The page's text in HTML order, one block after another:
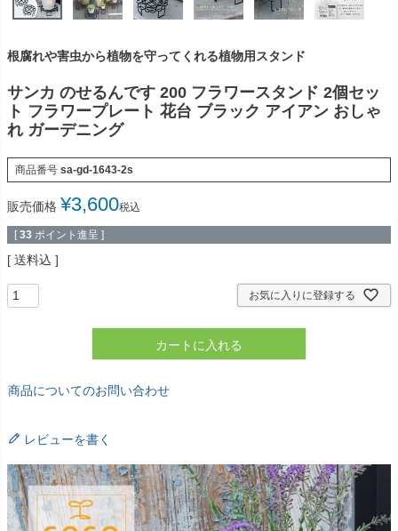
根腐れや害虫から植物を守ってくれる植物用スタンド
サンカ のせるんです 200 フラワースタンド 2個セッ
ト フラワープレート 花台 ブラック アイアン おしゃ
れ ガーデニング
商品番号 sa-gd-1643-2s
販売価格 ¥3,600税込
[ 33 ポイント進呈 ]
送料込
お気に入りに登録する
カートに入れる
商品についてのお問い合わせ
レビューを書く